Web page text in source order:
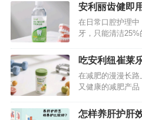
安利丽齿健即
详细为你揭秘
在日常口腔护理中
牙，只能清洁
口腔护理界的明星
们的口腔健康保
吃安利纽崔莱
吗？详细揭秘答
在减肥的漫漫长
又健康的减肥产
说，帮助人们实现
怎样养肝护肝